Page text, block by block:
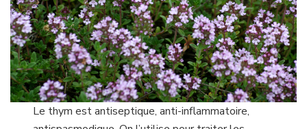
Le thym est antiseptique, anti-inflammatoire,